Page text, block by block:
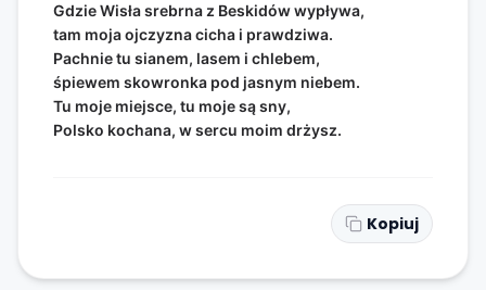
Gdzie Wisła srebrna z Beskidów wypływa,
tam moja ojczyzna cicha i prawdziwa.
Pachnie tu sianem, lasem i chlebem,
śpiewem skowronka pod jasnym niebem.
Tu moje miejsce, tu moje są sny,
Polsko kochana, w sercu moim drżysz.
Kopiuj